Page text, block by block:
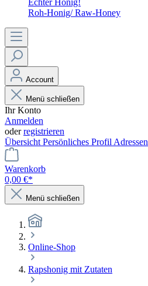
Echter Honig!
Roh-Honig/ Raw-Honey
Account
Menü schließen
Ihr Konto
Anmelden
oderregistrieren
Übersicht Persönliches Profil Adressen
Warenkorb
0,00 €*
Menü schließen
Online-Shop
Rapshonig mit Zutaten